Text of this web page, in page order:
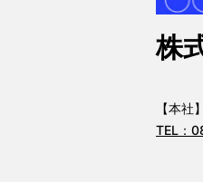
株
【本
TEL：